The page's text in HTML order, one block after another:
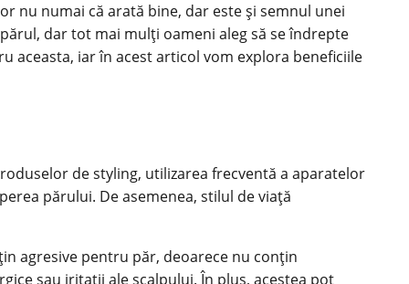
nu numai că arată bine, dar este și semnul unei
dar tot mai mulți oameni aleg să se îndrepte
aceasta, iar în acest articol vom explora beneficiile
de styling, utilizarea frecventă a aparatelor
părului. De asemenea, stilul de viață
agresive pentru păr, deoarece nu conțin
sau iritații ale scalpului. În plus, acestea pot